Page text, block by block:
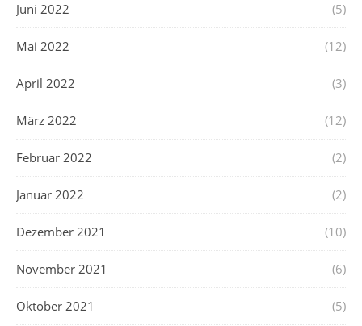
Juni 2022 (5)
Mai 2022 (12)
April 2022 (3)
März 2022 (12)
Februar 2022 (2)
Januar 2022 (2)
Dezember 2021 (10)
November 2021 (6)
Oktober 2021 (5)